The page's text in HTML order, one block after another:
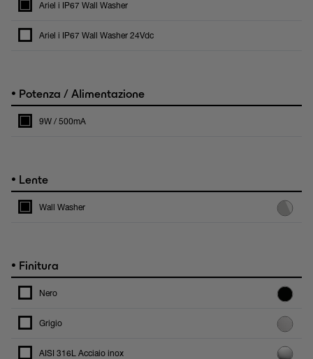
Ariel i IP67 Wall Washer
Ariel i IP67 Wall Washer 24Vdc
• Potenza / Alimentazione
9W / 500mA
• Lente
Wall Washer
• Finitura
Nero
Grigio
AISI 316L Acciaio inox